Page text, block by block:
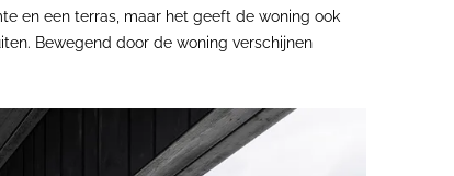
en een terras, maar het geeft de woning ook
Bewegend door de woning verschijnen